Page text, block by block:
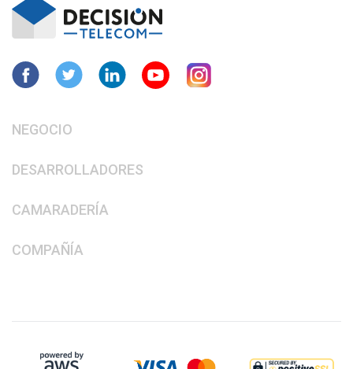
NEGOCIO
DESARROLLADORES
CAMARADERÍA
COMPAÑÍA